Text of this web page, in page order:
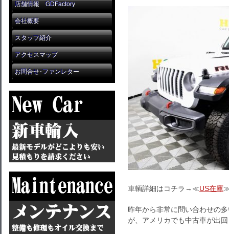
店舗情報 GDFactory
会社概要
スタッフ紹介
アクセスマップ
お問合せ･ファンレター
車輌詳細はコチラ→≪US在庫
昨年から非常に問い合わせの
が、アメリカでも中古車が出